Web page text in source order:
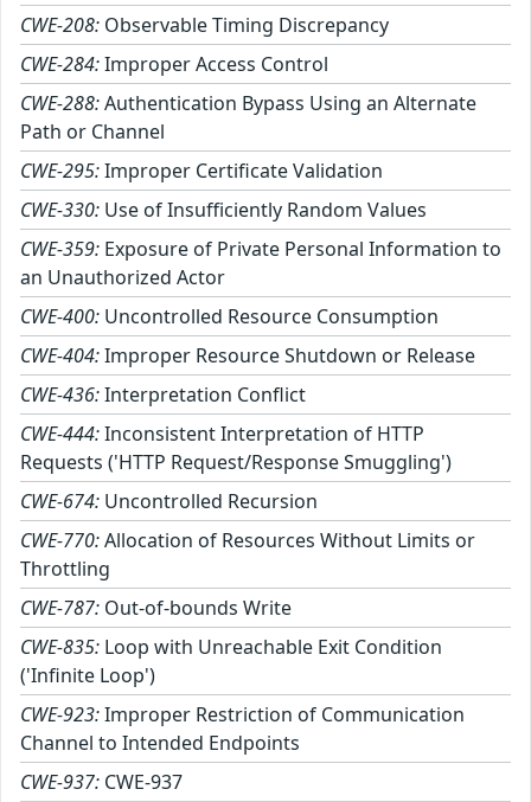
CWE-208: Observable Timing Discrepancy
CWE-284:Improper Access Control
CWE-288:Authentication Bypass Using an Alternate
Path or Channel
CWE-295:Improper Certificate Validation
CWE-330: Use of Insufficiently Random Values
CWE-359: Exposure of Private Personal Information to
an Unauthorized Actor
CWE-400: Uncontrolled Resource Consumption
CWE-404:Improper Resource Shutdown or Release
CWE-436:Interpretation Conflict
CWE-444:Inconsistent Interpretation of HTTP
Requests ('HTTP Request/Response Smuggling')
CWE-674: Uncontrolled Recursion
CWE-770:Allocation of Resources Without Limits or
Throttling
CWE-787: Out-of-bounds Write
CWE-835: Loop with Unreachable Exit Condition
('Infinite Loop')
CWE-923:Improper Restriction of Communication
Channel to Intended Endpoints
CWE-937: CWE-937